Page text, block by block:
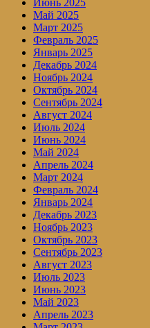
Июнь 2025
Май 2025
Март 2025
Февраль 2025
Январь 2025
Декабрь 2024
Ноябрь 2024
Октябрь 2024
Сентябрь 2024
Август 2024
Июль 2024
Июнь 2024
Май 2024
Апрель 2024
Март 2024
Февраль 2024
Январь 2024
Декабрь 2023
Ноябрь 2023
Октябрь 2023
Сентябрь 2023
Август 2023
Июль 2023
Июнь 2023
Май 2023
Апрель 2023